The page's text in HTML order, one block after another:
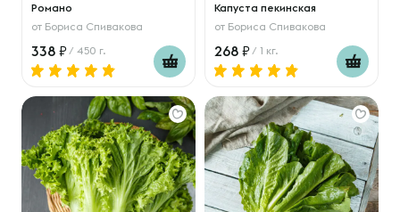
Романо
от Бориса Спивакова
338 / 450 г.
Капуста пекинская
от Бориса Спивакова
268 / 1 кг.